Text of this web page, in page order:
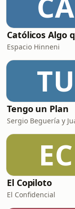
Espacio Hinneni
TU
Tengo un Plan
EC
El Copiloto
El Confidencial